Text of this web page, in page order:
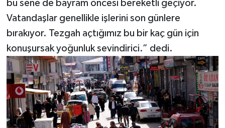
bu sene de bayram öncesi bereketli geçiyor.
Vatandaşlar genellikle işlerini son günlere
bırakıyor. Tezgah açtığımız bu bir kaç gün için
konuşursak yoğunluk sevindirici.” dedi.